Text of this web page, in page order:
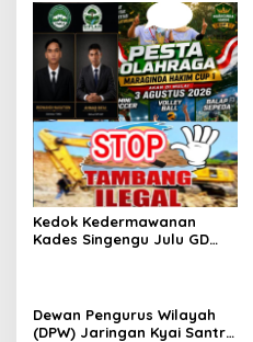
Kedok Kedermawanan
Kades Singengu Julu GD
Dewan Pengurus Wilayah
(DPW) Jaringan Kyai Santri